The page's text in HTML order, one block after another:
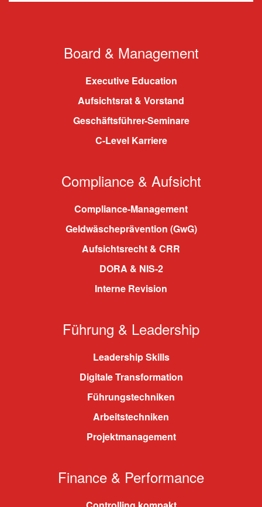
Board & Management
Executive Education
Aufsichtsrat & Vorstand
Geschäftsführer-Seminare
C-Level Karriere
Compliance & Aufsicht
Compliance-Management
Geldwäscheprävention (GwG)
Aufsichtsrecht & CRR
DORA & NIS-2
Interne Revision
Führung & Leadership
Leadership Skills
Digitale Transformation
Führungstechniken
Arbeitstechniken
Projektmanagement
Finance & Performance